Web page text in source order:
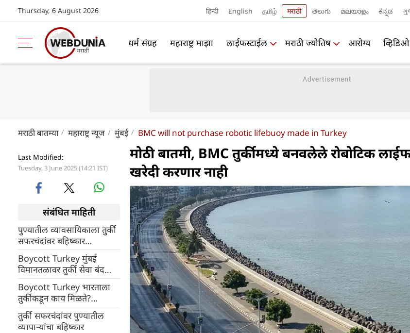
Thursday, 6 August 2026 हिन्दी English தமிழ் मराठी తెలుగు മലയാളം ಕನ್ನಡ
धर्म संग्रह महाराष्ट्र माझा लाईफस्टाईल मराठी ज्योतिष आरोग्य व्हिडिओ
मराठी बातम्या महाराष्ट्र न्यूज मुंबई BMC will not purchase robotic lifebuoy made in Turkey
Last Modified:
Tuesday, 3 June 2025 (14:21 IST)
संबंधित माहिती
पुण्यातील व्यावसायिकाला तुर्की
सफरचंदांवर बहिष्कार
टाकल्याबद्दल पाकिस्तानमधून
धमकी
Boycott Turkey मुंबई
विमानतळावर तुर्की सेवा बंद
होणार! शिवसेनेने गोंधळ घातला,
बंद केल्यास काय परिणाम
होईल?
Boycott Turkey भारताला
तुर्कीकडून काय मिळते?
हॉटेल्समध्ये या प्रसिद्ध पदार्थांची
मागणी कमी होऊ शकते
तुर्की सफरचंदांवर पुण्यातील
व्यापाऱ्यांचा बहिष्कार
मोठी बातमी, BMC तुर्कीमध्ये बनवलेले रोबोटिक
खरेदी करणार नाही